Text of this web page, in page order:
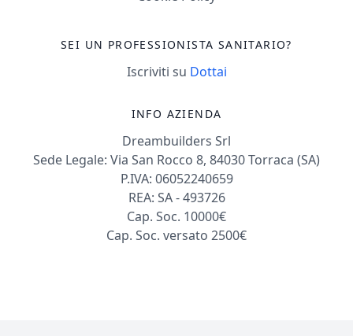
SEI UN PROFESSIONISTA SANITARIO?
Iscriviti su Dottai
INFO AZIENDA
Dreambuilders Srl
Sede Legale: Via San Rocco 8, 84030 Torraca (SA)
P.IVA: 06052240659
REA: SA - 493726
Cap. Soc. 10000€
Cap. Soc. versato 2500€